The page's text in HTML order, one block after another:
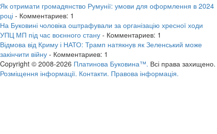
Як отримати громадянство Румунії: умови для оформлення в 2024
році - Комментариев: 1
На Буковині чоловіка оштрафували за організацію хресної ходи
УПЦ МП під час воєнного стану - Комментариев: 1
Відмова від Криму і НАТО: Трамп натякнув як Зеленський може
закінчити війну - Комментариев: 1
Copyright © 2008-2026 Платинова Буковина™. Всі права захищено.
Розміщення інформації. Контакти. Правова інформація.